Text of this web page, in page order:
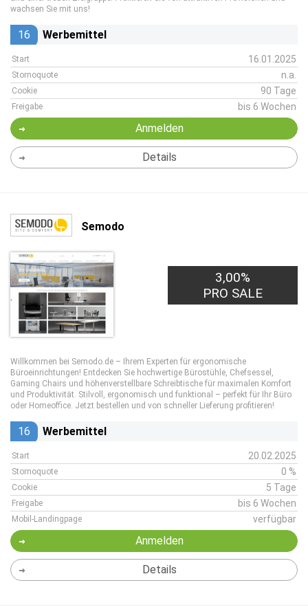
wachsen Sie mit uns!
16 Werbemittel
Start 16.01.2025
Stornoquote n.a.
Cookie 90 Tage
Freigabe bis 6 Wochen
Anmelden
Details
Semodo
3,00%
PRO SALE
Willkommen bei Semodo.de – Ihrem Experten für ergonomische
Büroeinrichtungen! Entdecken Sie hochwertige Bürostühle, Chefsessel,
Gaming Chairs und höhenverstellbare Schreibtische für maximalen Komfort
und Produktivität. Stilvoll, ergonomisch und funktional – perfekt für Ihr Büro
oder Homeoffice. Jetzt bestellen und von schneller Lieferung profitieren!
16 Werbemittel
Start 20.02.2025
Stornoquote 0 %
Cookie 5 Tage
Freigabe bis 6 Wochen
Mobil-Landingpage verfügbar
Anmelden
Details